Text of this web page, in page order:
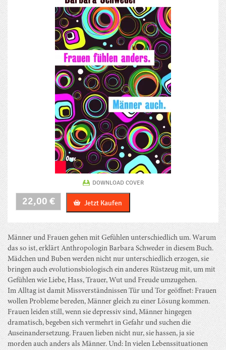
DOWNLOAD COVER
22,00 €
fühlen
anders.
Männer
auch.
Menge
Jetzt Kaufen
Männer und Frauen gehen mit Gefühlen unterschiedlich um. Warum
das so ist, erklärt Anthropologin Barbara Schweder in diesem Buch.
Mädchen und Buben werden nicht nur unterschiedlich erzogen, sie
bringen auch evolutionsbiologisch ein anderes Rüstzeug mit, um mit
Gefühlen wie Liebe, Hass, Trauer, Wut und Freude umzugehen.
Im Alltag ist damit Missverständnissen Tür und Tor geöffnet: Frauen
wollen Probleme bereden, Männer gleich zu einer Lösung kommen.
Frauen leiden still, wenn sie depressiv sind, Männer hingegen
dramatisch, begeben sich vermehrt in Gefahr und suchen die
Auseinandersetzung. Frauen lieben nicht nur, sie hassen, ja sie
morden auch anders als Männer. Und: In vielen Lebenssituationen